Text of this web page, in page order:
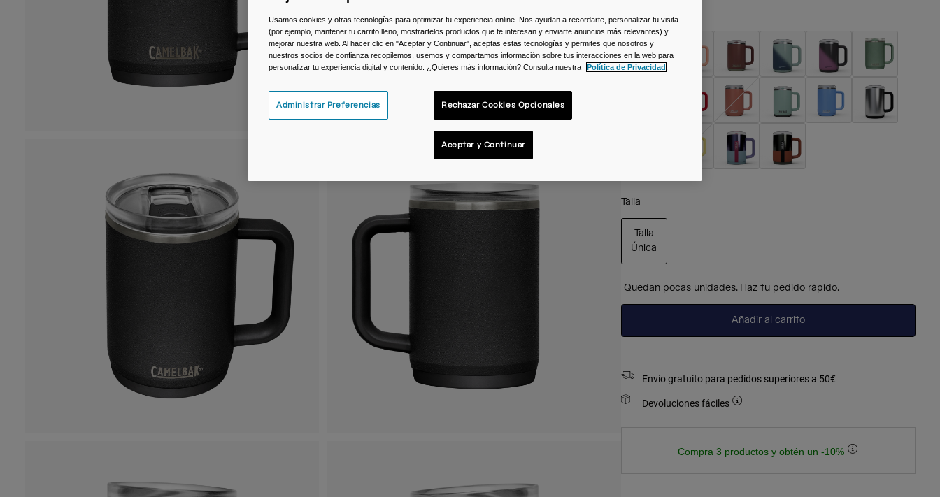
Color - Black
Talla
Talla
Única
Quedan pocas unidades. Haz tu pedido rápido.
Añadir al carrito
Envío gratuito para pedidos superiores a 50€
Devoluciones fáciles
Compra 3 productos y obtén un -10%
Usamos cookies y otras tecnologías para optimizar tu experiencia online. Nos ayudan a recordarte, personalizar tu visita
(por ejemplo, mantener tu carrito lleno, mostrartelos productos que te interesan y enviarte anuncios más relevantes) y
mejorar nuestra web. Al hacer clic en "Aceptar y Continuar", aceptas estas tecnologías y permites que nosotros y
nuestros socios de confianza recopilemos, usemos y compartamos información sobre tus interacciones en la web para
personalizar tu experiencia digital y contenido. ¿Quieres más información? Consulta nuestra
Política de Privacidad
Administrar Preferencias Rechazar Cookies Opcionales
Aceptar y Continuar